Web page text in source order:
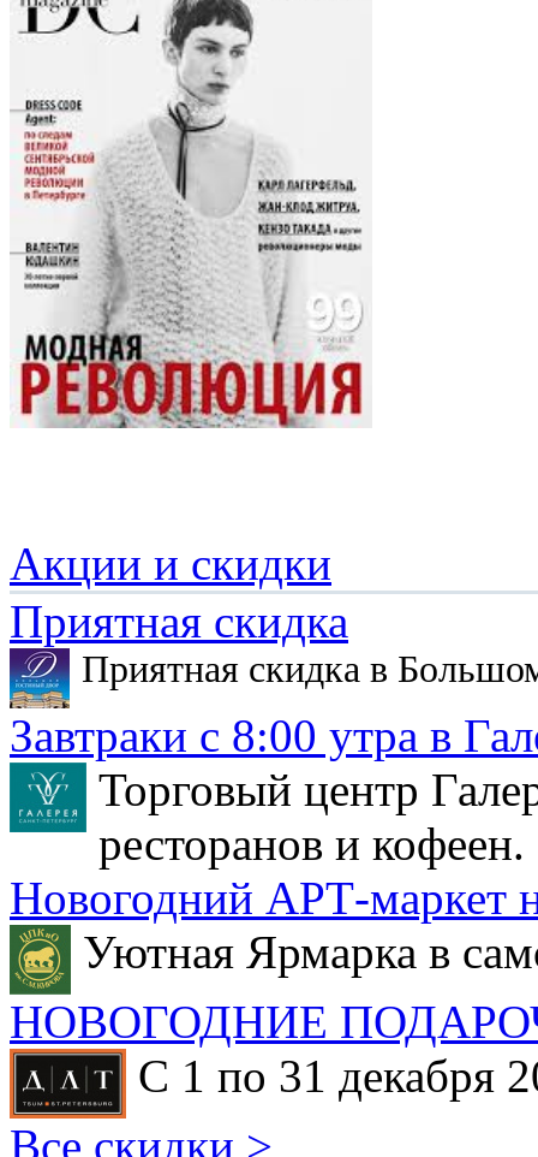
Акции и скидки
Приятная скидка
Приятная скидка в
Завтраки с 8:00 утра в
Торговый центр
ресторанов и кофеен.
Новогодний АРТ-маркет
Уютная Ярмарка в
НОВОГОДНИЕ
С 1 по 31 декабря
Все скидки >